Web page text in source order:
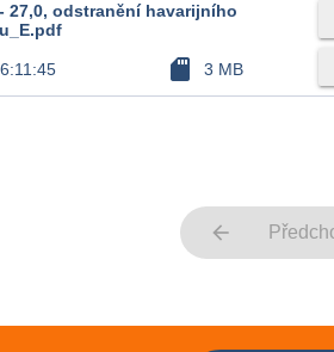
27,0, odstranění havarijního
sd_card 3 MB
arrow_back